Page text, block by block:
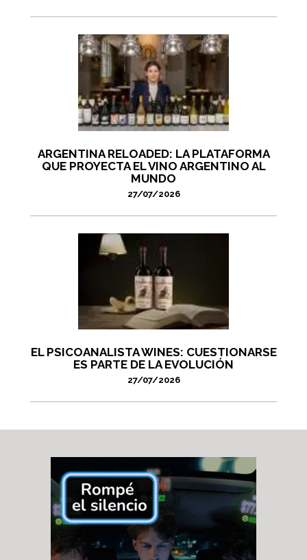
ARGENTINA RELOADED: LA PLATAFORMA
QUE PROYECTA EL VINO ARGENTINO AL
MUNDO
27/07/2026
EL PSICOANALISTA WINES: CUESTIONARSE
ES PARTE DE LA EVOLUCIÓN
27/07/2026